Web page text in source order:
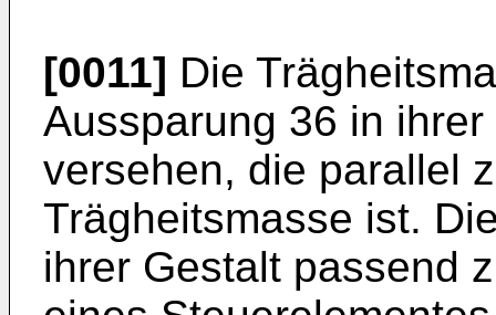
[0011] Die
Aussparung 36 in
versehen, die parallel
Trägheitsmasse ist.
ihrer Gestalt passend